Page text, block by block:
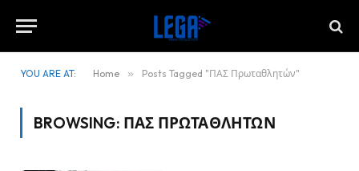
YOU ARE AT: Home » Posts Tagged "ΠΑΣ Πρωταθλητών"
BROWSING: ΠΑΣ ΠΡΩΤΑΘΛΗΤΏΝ